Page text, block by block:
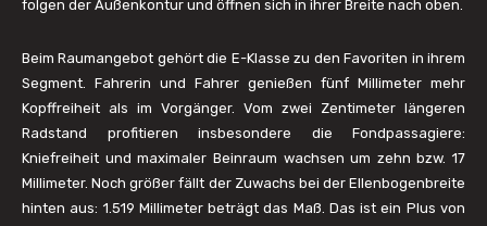
folgen der Außenkontur und öffnen sich in ihrer Breite nach oben.
Beim Raumangebot gehört die E-Klasse zu den Favoriten in ihrem
Segment. Fahrerin und Fahrer genießen fünf Millimeter mehr
Kopffreiheit als im Vorgänger. Vom zwei Zentimeter längeren
Radstand profitieren insbesondere die Fondpassagiere:
Kniefreiheit und maximaler Beinraum wachsen um zehn bzw. 17
Millimeter. Noch größer fällt der Zuwachs bei der Ellenbogenbreite
hinten aus: 1.519 Millimeter beträgt das Maß. Das ist ein Plus von